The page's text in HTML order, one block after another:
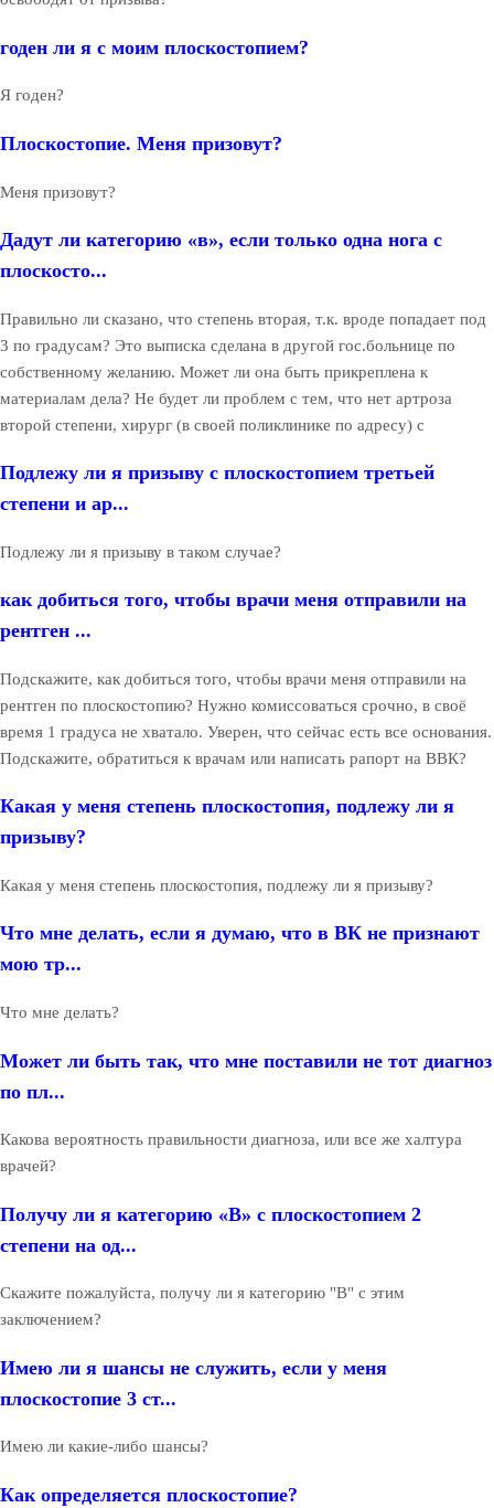
годен ли я с моим плоскостопием?
Я годен?
Плоскостопие. Меня призовут?
Меня призовут?
Дадут ли категорию «в», если только одна нога с
плоскосто...
Правильно ли сказано, что степень вторая, т.к. вроде попадает под
3 по градусам? Это выписка сделана в другой гос.больнице по
собственному желанию. Может ли она быть прикреплена к
материалам дела? Не будет ли проблем с тем, что нет артроза
второй степени, хирург (в своей поликлинике по адресу) с
Подлежу ли я призыву с плоскостопием третьей
степени и ар...
Подлежу ли я призыву в таком случае?
как добиться того, чтобы врачи меня отправили на
рентген ...
Подскажите, как добиться того, чтобы врачи меня отправили на
рентген по плоскостопию? Нужно комиссоваться срочно, в своё
время 1 градуса не хватало. Уверен, что сейчас есть все основания.
Подскажите, обратиться к врачам или написать рапорт на ВВК?
Какая у меня степень плоскостопия, подлежу ли я
призыву?
Какая у меня степень плоскостопия, подлежу ли я призыву?
Что мне делать, если я думаю, что в ВК не признают
мою тр...
Что мне делать?
Может ли быть так, что мне поставили не тот диагноз
по пл...
Какова вероятность правильности диагноза, или все же халтура
врачей?
Получу ли я категорию «В» с плоскостопием 2
степени на од...
Скажите пожалуйста, получу ли я категорию "В" с этим
заключением?
Имею ли я шансы не служить, если у меня
плоскостопие 3 ст...
Имею ли какие-либо шансы?
Как определяется плоскостопие?